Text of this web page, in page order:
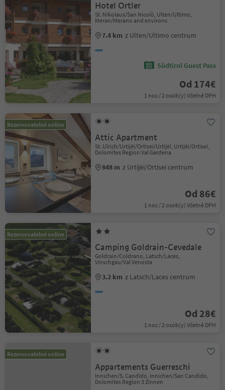
Hotel Ortler
St. Nikolaus/San Nicolò, Ulten/Ultimo,
Meran/Merano and environs
7.4 km z Ulten/Ultimo centrum
Südtirol Guest Pass
Od 174€
1 noc / 2 osob(y) Včetně DPH
Rezervovatelné online
Attic Apartment
St. Ulrich/Urtijëi/Ortisei/Urtijëi, Urtijëi/Ortisei,
Dolomites Region Val Gardena
848 m z Urtijëi/Ortisei centrum
Od 86€
1 noc / 2 osob(y) Včetně DPH
Rezervovatelné online
Camping Goldrain-Cevedale
Goldrain/Coldrano, Latsch/Laces,
Vinschgau/Val Venosta
3.2 km z Latsch/Laces centrum
Od 28€
1 noc / 2 osob(y) Včetně DPH
Rezervovatelné online
Appartements Guerreschi
Innichen/S. Candido, Innichen/San Candido,
Dolomites Region 3 Zinnen